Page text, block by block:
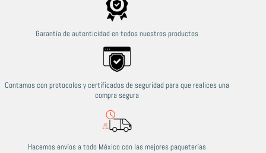
Garantía de autenticidad en todos nuestros productos
Contamos con protocolos y certificados de seguridad para que realices una
compra segura
Hacemos envíos a todo México con las mejores paqueterías